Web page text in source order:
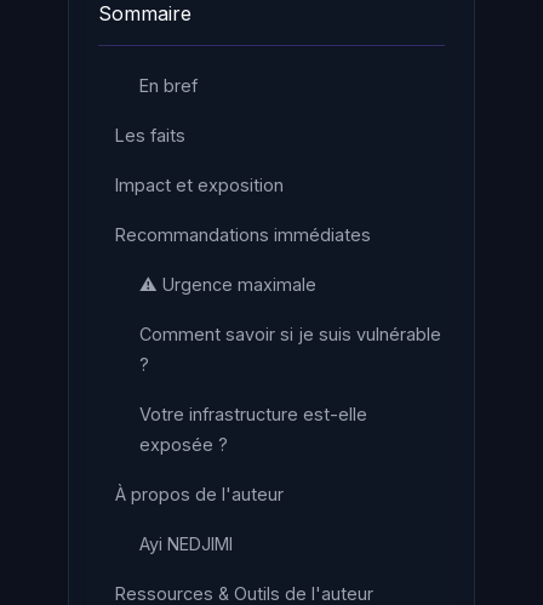
Sommaire
En bref
Les faits
Impact et exposition
Recommandations immédiates
⚠️ Urgence maximale
Comment savoir si je suis vulnérable
?
Votre infrastructure est-elle
exposée ?
À propos de l'auteur
Ayi NEDJIMI
Ressources & Outils de l'auteur